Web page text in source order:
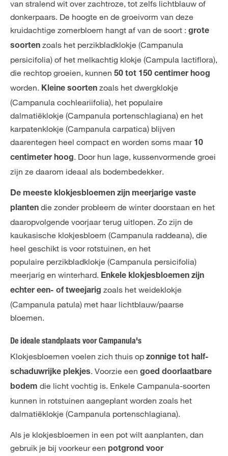
van stralend wit over zachtroze, tot zelfs lichtblauw of
donkerpaars. De hoogte en de groeivorm van deze
kruidachtige zomerbloem hangt af van de soort : grote
soorten zoals het perzikbladklokje (Campanula
persicifolia) of het melkachtig klokje (Campula lactiflora),
die rechtop groeien, kunnen 50 tot 150 centimer hoog
worden. Kleine soorten zoals het dwergklokje
(Campanula cochleariifolia), het populaire
dalmatiëklokje (Campanula portenschlagiana) en het
karpatenklokje (Campanula carpatica) blijven
daarentegen heel compact en worden soms maar 10
centimeter hoog. Door hun lage, kussenvormende groei
zijn ze daarom ideaal als bodembedekker.
De meeste klokjesbloemen zijn meerjarige vaste
planten die zonder probleem de winter doorstaan en het
daaropvolgende voorjaar terug uitlopen. Zo zijn de
kaukasische klokjesbloem (Campanula raddeana), die
heel geschikt is voor rotstuinen, en het
populaire perzikbladklokje (Campanula persicifolia)
meerjarig en winterhard. Enkele klokjesbloemen zijn
echter een- of tweejarig zoals het weideklokje
(Campanula patula) met haar lichtblauw/paarse
bloemen.
De ideale standplaats voor Campanula's
Klokjesbloemen voelen zich thuis op zonnige tot half-
schaduwrijke plekjes. Voorzie een goed doorlaatbare
bodem die licht vochtig is. Enkele Campanula-soorten
kunnen in rotstuinen aangeplant worden zoals het
dalmatiëklokje (Campanula portenschlagiana).
Als je klokjesbloemen in een pot wilt aanplanten, dan
gebruik je bij voorkeur een potgrond voor